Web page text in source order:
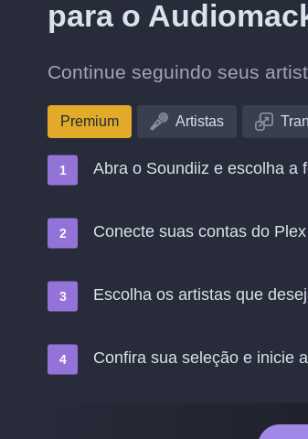
para o
Continue seguindo seus
Premium Artistas
Abra o Soundiiz e escolha a
Conecte suas contas do
Escolha os artistas que
Confira sua seleção e inicie